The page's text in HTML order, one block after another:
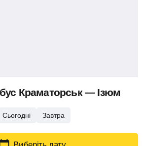
Краматорськ — Ізюм
Сьогодні Завтра